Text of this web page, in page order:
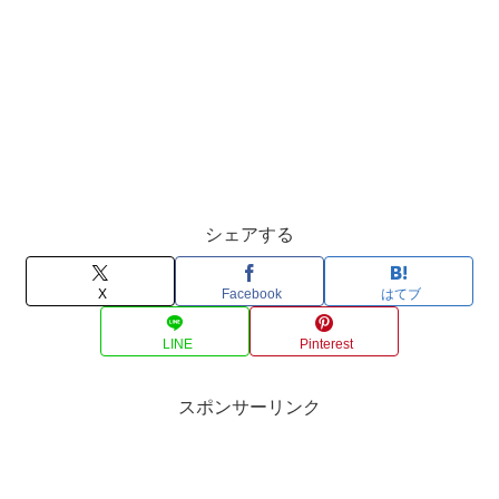
シェアする
X Facebook はてブ
LINE Pinterest
スポンサーリンク